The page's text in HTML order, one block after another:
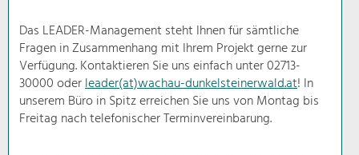
Ortsbild, Baukultur und nachhaltiges
Siedlungswesen.
Land- & Forstwirtschaft
Bewirtschaftung und Pflege der
Kulturlandschaft.
Das LEADER-Management steht Ihnen für sämtliche
Fragen in Zusammenhang mit Ihrem Projekt gerne zur
Verfügung. Kontaktieren Sie uns einfach unter 02713-
30000 oderleader(at)wachau-dunkelsteinerwald.at! In
unserem Büro in Spitz erreichen Sie uns von Montag bis
Freitag nach telefonischer Terminvereinbarung.